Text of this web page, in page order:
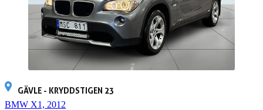
GÄVLE - KRYDDSTIGEN 23
BMW X1, 2012